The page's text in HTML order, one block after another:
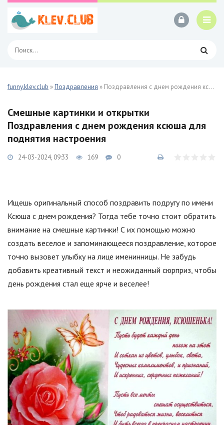
funny.klev.club »Поздравления » Поздравления с днем рождения ксюша 27 фото
Смешные картинки и открытки
Поздравления с днем рождения ксюша для
поднятия настроения
24-03-2024, 09:33 169 0
Ищешь оригинальный способ поздравить подругу по имени
Ксюша с днем рождения? Тогда тебе точно стоит обратить
внимание на смешные картинки! С их помощью можно
создать веселое и запоминающееся поздравление, которое
точно вызовет улыбку на лице именинницы. Не забудь
добавить креативный текст и неожиданный сюрприз, чтобы
день рождения стал еще ярче и веселее!